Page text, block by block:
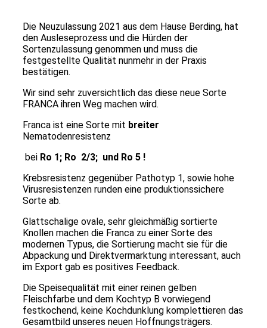
Die Neuzulassung 2021 aus dem Hause Berding, hat
den Ausleseprozess und die Hürden der
Sortenzulassung genommen und muss die
festgestellte Qualität nunmehr in der Praxis
bestätigen.
Wir sind sehr zuversichtlich das diese neue Sorte
FRANCA ihren Weg machen wird.
Franca ist eine Sorte mit breiter
Nematodenresistenz
bei Ro 1; Ro 2/3; und Ro 5 !
Krebsresistenz gegenüber Pathotyp 1, sowie hohe
Virusresistenzen runden eine produktionssichere
Sorte ab.
Glattschalige ovale, sehr gleichmäßig sortierte
Knollen machen die Franca zu einer Sorte des
modernen Typus, die Sortierung macht sie für die
Abpackung und Direktvermarktung interessant, auch
im Export gab es positives Feedback.
Die Speisequalität mit einer reinen gelben
Fleischfarbe und dem Kochtyp B vorwiegend
festkochend, keine Kochdunklung komplettieren das
Gesamtbild unseres neuen Hoffnungsträgers.